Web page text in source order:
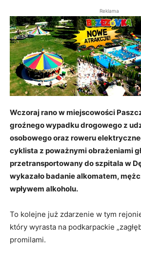
Reklama
Wczoraj rano w miejscowości
groźnego wypadku drogowego z
osobowego oraz roweru
cyklista z poważnymi obrażeniami
przetransportowany do szpitala w
wykazało badanie alkomatem,
wpływem alkoholu.
To kolejne już zdarzenie w tym
który wyrasta na podkarpackie
promilami.